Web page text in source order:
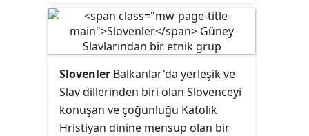
Ukrayna topraklarında yaşayan bir
etnik topluluktur. Dillerine
Ukraynaca adı verilir.
Slovenler Balkanlar'da yerleşik ve
Slav dillerinden biri olan Slovenceyi
konuşan ve çoğunluğu Katolik
Hristiyan dinine mensup olan bir